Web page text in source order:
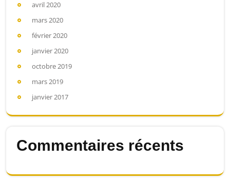
avril 2020
mars 2020
février 2020
janvier 2020
octobre 2019
mars 2019
janvier 2017
Commentaires récents